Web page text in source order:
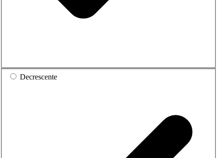
Decrescente